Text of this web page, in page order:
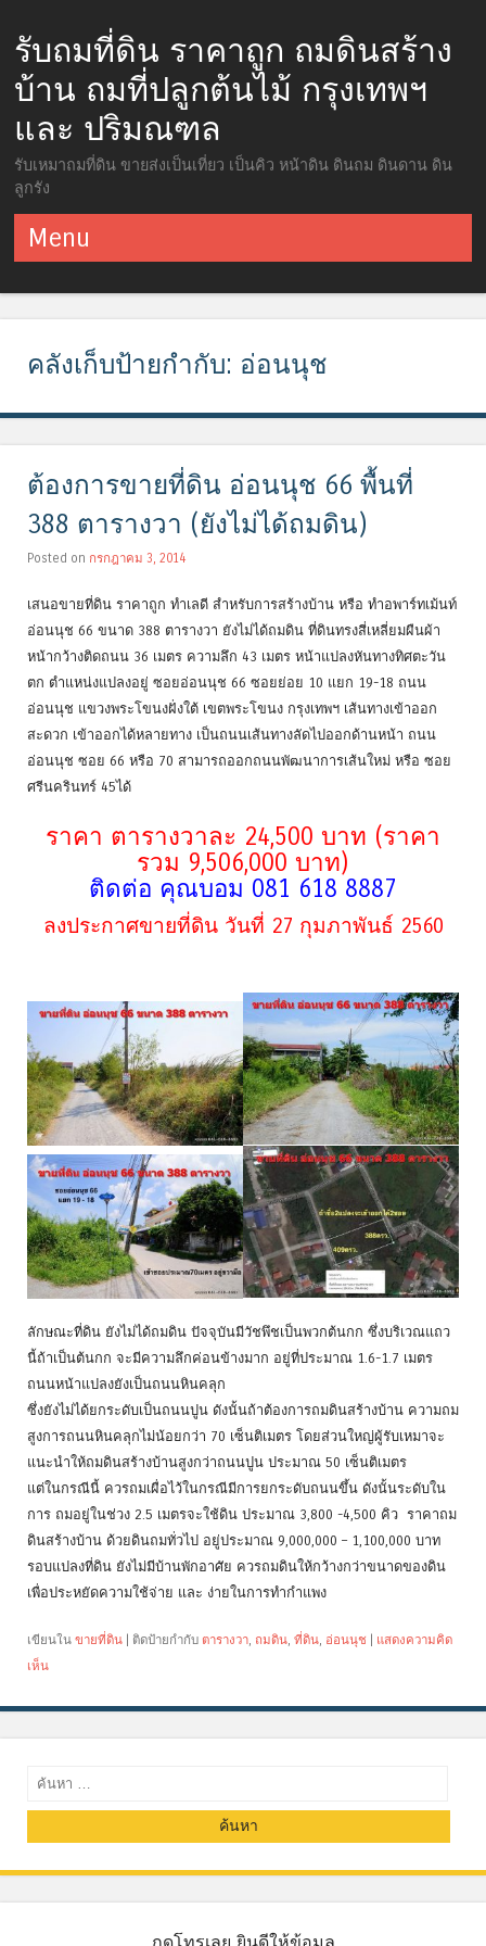
รับถมที่ดิน ราคาถูก ถมดินสร้าง
บ้าน ถมที่ปลูกต้นไม้ กรุงเทพฯ
และ ปริมณฑล
รับเหมาถมที่ดิน ขายส่งเป็นเที่ยว เป็นคิว หน้าดิน ดินถม ดินดาน ดิน
ลูกรัง
Menu
คลังเก็บป้ายกำกับ: อ่อนนุช
ต้องการขายที่ดิน อ่อนนุช 66 พื้นที่
388 ตารางวา (ยังไม่ได้ถมดิน)
Posted on กรกฎาคม 3, 2014
เสนอขายที่ดิน ราคาถูก ทำเลดี สำหรับการสร้างบ้าน หรือ ทำอพาร์ทเม้นท์
อ่อนนุช 66 ขนาด 388 ตารางวา ยังไม่ได้ถมดิน ที่ดินทรงสี่เหลี่ยมผืนผ้า
หน้ากว้างติดถนน 36 เมตร ความลึก 43 เมตร หน้าแปลงหันทางทิศตะวัน
ตก ตำแหน่งแปลงอยู่ ซอยอ่อนนุช 66 ซอยย่อย 10 แยก 19-18 ถนน
อ่อนนุช แขวงพระโขนงฝั่งใต้ เขตพระโขนง กรุงเทพฯ เส้นทางเข้าออก
สะดวก เข้าออกได้หลายทาง เป็นถนนเส้นทางลัดไปออกด้านหน้า ถนน
อ่อนนุช ซอย 66 หรือ 70 สามารถออกถนนพัฒนาการเส้นใหม่ หรือ ซอย
ศรีนครินทร์ 45ได้
ราคา ตารางวาละ 24,500 บาท (ราคา
รวม 9,506,000 บาท)
ติดต่อ คุณบอม 081 618 8887
ลงประกาศขายที่ดิน วันที่ 27 กุมภาพันธ์ 2560
ลักษณะที่ดิน ยังไม่ได้ถมดิน ปัจจุบันมีวัชพึชเป็นพวกต้นกก ซึ่งบริเวณแถว
นี้ถ้าเป็นต้นกก จะมีความลึกค่อนข้างมาก อยู่ที่ประมาณ 1.6-1.7 เมตร
ถนนหน้าแปลงยังเป็นถนนหินคลุก
ซึ่งยังไม่ได้ยกระดับเป็นถนนปูน ดังนั้นถ้าต้องการถมดินสร้างบ้าน ความถม
สูงการถนนหินคลุกไม่น้อยกว่า 70 เซ็นติเมตร โดยส่วนใหญ่ผู้รับเหมาจะ
แนะนำให้ถมดินสร้างบ้านสูงกว่าถนนปูน ประมาณ 50 เซ็นติเมตร
แต่ในกรณีนี้ ควรถมเผื่อไว้ในกรณีมีการยกระดับถนนขึ้น ดังนั้นระดับใน
การ ถมอยู่ในช่วง 2.5 เมตรจะใช้ดิน ประมาณ 3,800 -4,500 คิว ราคาถม
ดินสร้างบ้าน ด้วยดินถมทั่วไป อยู่ประมาณ 9,000,000 – 1,100,000 บาท
รอบแปลงที่ดิน ยังไม่มีบ้านพักอาศัย ควรถมดินให้กว้างกว่าขนาดของดิน
เพื่อประหยัดความใช้จ่าย และ ง่ายในการทำกำแพง
เขียนใน ขายที่ดิน ติดป้ายกำกับ ตารางวา, ถมดิน, ที่ดิน, อ่อนนุช
แสดงความคิด
เห็น
ค้นหา